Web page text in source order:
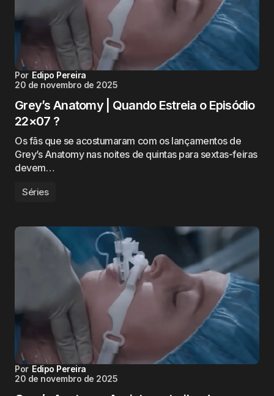
Por Edipo Pereira
20 de novembro de 2025
Grey’s Anatomy | Quando Estreia o Episódio
22×07 ?
Os fãs que se acostumaram com os lançamentos de
Grey’s Anatomy nas noites de quintas para sextas-feiras
devem…
Séries
Por Edipo Pereira
20 de novembro de 2025